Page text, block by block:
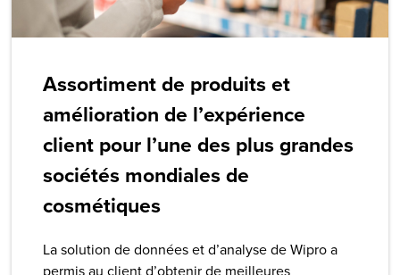
Assortiment de produits et
amélioration de l’expérience
client pour l’une des plus grandes
sociétés mondiales de
cosmétiques
La solution de données et d’analyse de Wipro a
permis au client d’obtenir de meilleures